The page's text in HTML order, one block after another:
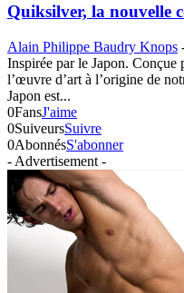
Quiksilver, la nouvelle
Alain Philippe Baudry Knops
Inspirée par le Japon. Conçue
l’œuvre d’art à l’origine de
Japon est...
0FansJ'aime
0SuiveursSuivre
0AbonnésS'abonner
- Advertisement -